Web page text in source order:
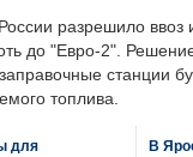
разрешило
до "Евро-2".
станции
топлива.
для
В